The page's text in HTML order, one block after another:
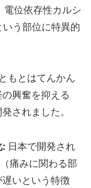
電位依存性カルシ
う部位に特異的
もとはてんかん
興奮を抑える
されました。
: 日本で開発され
痛みに関わる部
いという特徴